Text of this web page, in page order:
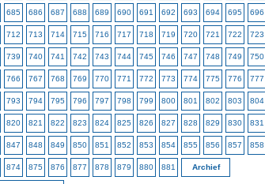
685 686 687 688 689 690 691 692 693 694 695 696
712 713 714 715 716 717 718 719 720 721 722 723
739 740 741 742 743 744 745 746 747 748 749 750
766 767 768 769 770 771 772 773 774 775 776 777
793 794 795 796 797 798 799 800 801 802 803 804
820 821 822 823 824 825 826 827 828 829 830 831
847 848 849 850 851 852 853 854 855 856 857 858
874 875 876 877 878 879 880 881 Archief